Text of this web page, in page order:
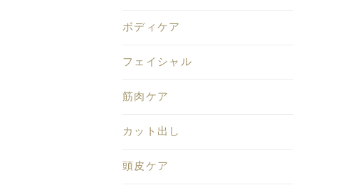
ボディケア
フェイシャル
筋肉ケア
カット出し
頭皮ケア